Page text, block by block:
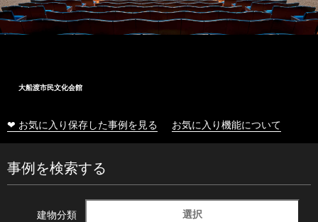
大船渡市民文化会館
❤ お気に入り保存した事例を見る お気に入り機能について
事例を検索する
建物分類 選択